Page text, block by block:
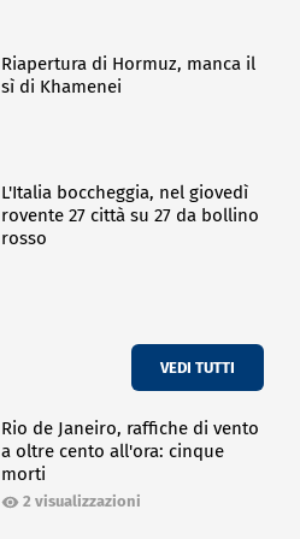
Riapertura di Hormuz, manca il
sì di Khamenei
L'Italia boccheggia, nel giovedì
rovente 27 città su 27 da bollino
rosso
VEDI TUTTI
Rio de Janeiro, raffiche di vento
a oltre cento all'ora: cinque
morti
2 visualizzazioni